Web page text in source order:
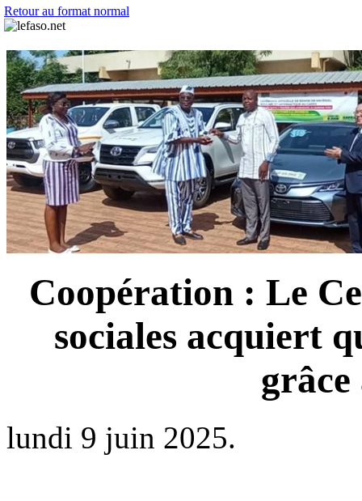
Retour au format normal
Coopération : Le
sociales acquiert
lundi 9 juin 2025.